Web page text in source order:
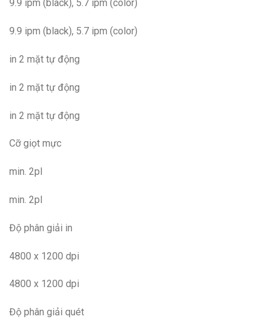
9.9 ipm (black), 5.7 ipm (color)
9.9 ipm (black), 5.7 ipm (color)
in 2 mặt tự động
in 2 mặt tự động
in 2 mặt tự động
Cỡ giọt mực
min. 2pl
min. 2pl
Độ phân giải in
4800 x 1200 dpi
4800 x 1200 dpi
Độ phân giải quét